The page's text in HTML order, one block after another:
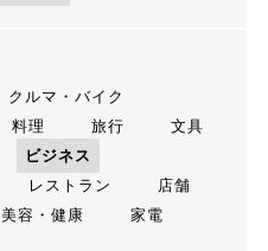
クルマ・バイク
料理 旅行
文具
ビジネス
レストラン
店舗
美容・健康
家電